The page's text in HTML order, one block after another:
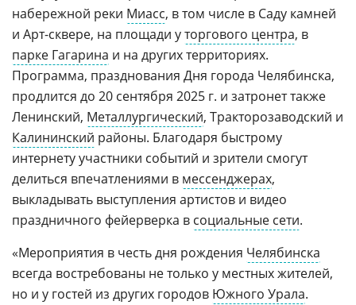
набережной реки Миасс, в том числе в Саду камней
и Арт-сквере, на площади уторгового центра, в
парке Гагарина и на других территориях.
Программа, празднования Дня города Челябинска,
продлится до 20 сентября 2025 г. и затронет также
Ленинский, Металлургический, Тракторозаводский и
Калининский районы. Благодаря быстрому
интернету участники событий и зрители смогут
делиться впечатлениями в мессенджерах,
выкладывать выступления артистов и видео
праздничного фейерверка в социальные сети.
«Мероприятия в честь дня рождения Челябинска
всегда востребованы не только у местных жителей,
но и у гостей из других городов Южного Урала.